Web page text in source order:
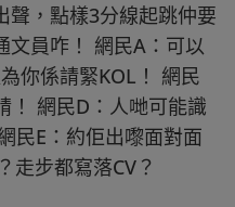
聲，點樣3分線起跳仲要
文員咋！ 網民A：可以
你係請緊KOL！ 網民
！ 網民D：人哋可能識
民E：約佢出嚟面對面
走步都寫落CV？